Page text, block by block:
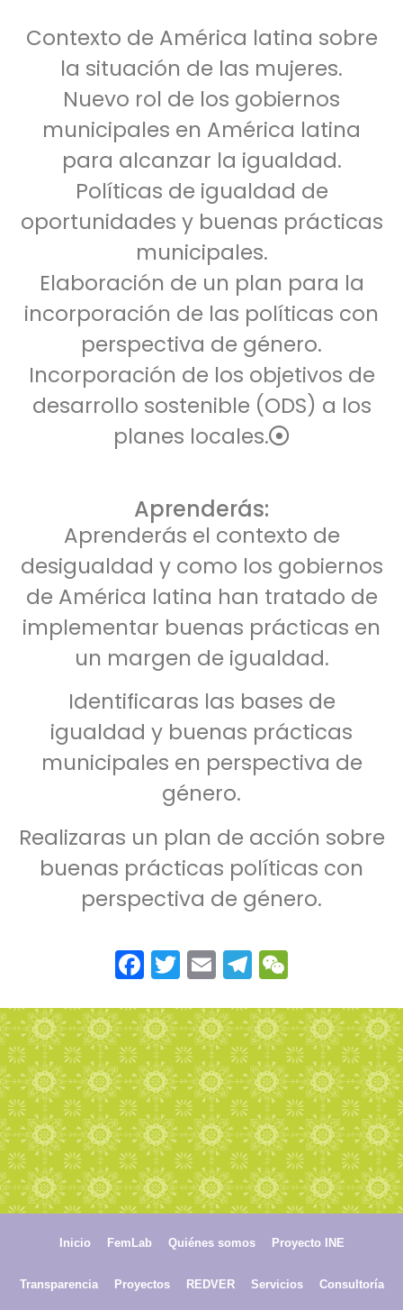
Contexto de América latina sobre
la situación de las mujeres.
Nuevo rol de los gobiernos
municipales en América latina
para alcanzar la igualdad.
Políticas de igualdad de
oportunidades y buenas prácticas
municipales.
Elaboración de un plan para la
incorporación de las políticas con
perspectiva de género.
Incorporación de los objetivos de
desarrollo sostenible (ODS) a los
planes locales.
Aprenderás:
Aprenderás el contexto de
desigualdad y como los gobiernos
de América latina han tratado de
implementar buenas prácticas en
un margen de igualdad.
Identificaras las bases de
igualdad y buenas prácticas
municipales en perspectiva de
género.
Realizaras un plan de acción sobre
buenas prácticas políticas con
perspectiva de género.
Facebook
Twitter
EmailTelegram
Inicio FemLab Quiénes somos Proyecto INE
Transparencia Proyectos REDVER Servicios Consultoría